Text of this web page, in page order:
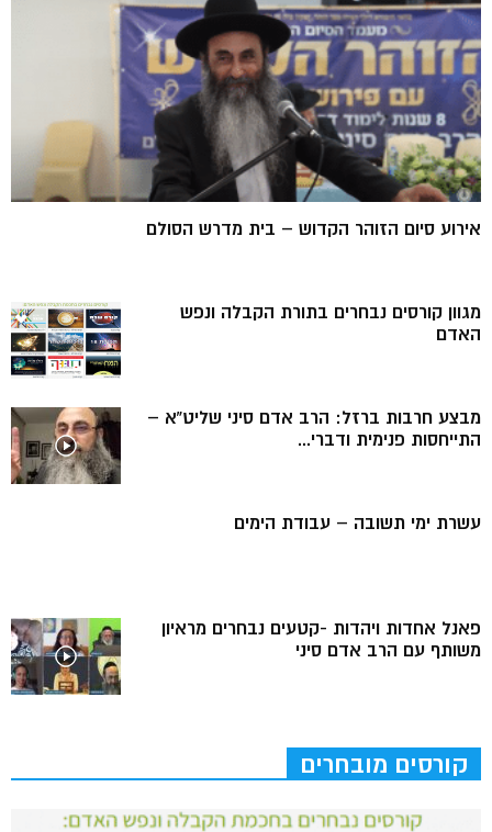
אירוע סיום הזוהר הקדוש – בית מדרש הסולם
מגוון קורסים נבחרים בתורת הקבלה ונפש
האדם
מבצע חרבות ברזל: הרב אדם סיני שליט”א –
התייחסות פנימית ודברי...
עשרת ימי תשובה – עבודת הימים
פאנל אחדות ויהדות -קטעים נבחרים מראיון
משותף עם הרב אדם סיני
קורסים מובחרים